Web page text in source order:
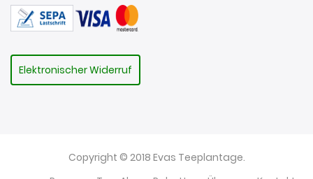
Elektronischer Widerruf
Copyright © 2018 Evas Teeplantage.